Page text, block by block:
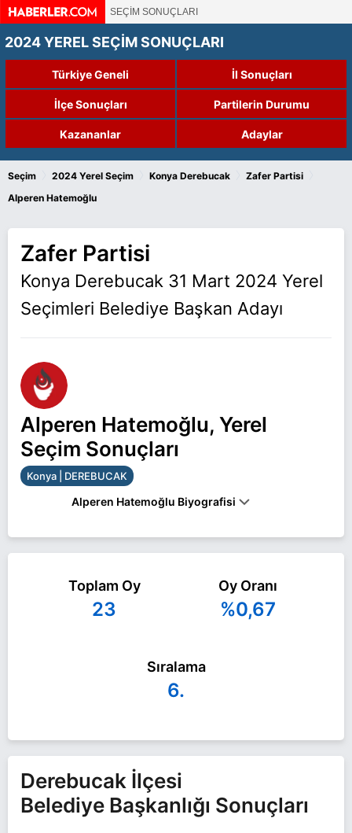
SEÇİM SONUÇLARI
2024 YEREL SEÇİM SONUÇLARI
Türkiye Geneli İl Sonuçları
İlçe Sonuçları Partilerin Durumu
Kazananlar Adaylar
Seçim 2024 Yerel Seçim Konya Derebucak Zafer Partisi
Alperen Hatemoğlu
Zafer Partisi
Konya Derebucak 31 Mart 2024 Yerel
Seçimleri Belediye Başkan Adayı
Alperen Hatemoğlu, Yerel
Seçim Sonuçları
Konya | DEREBUCAK
Alperen Hatemoğlu Biyografisi
başkan adayı olarak Zafer Partisi ile 31 Mart 2024
yerel seçimlerinde yarışıyor. Alperen Hatemoğlu ile
ilgili daha fazla bilgi için
Alperen Hatemoğlu
Toplam Oy
23
Oy Oranı
%0,67
Sıralama
6.
Derebucak İlçesi
Belediye Başkanlığı Sonuçları